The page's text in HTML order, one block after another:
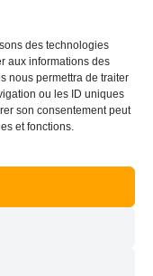
des technologies
aux informations des
nous permettra de traiter
ou les ID uniques
son consentement peut
et fonctions.
Textiles